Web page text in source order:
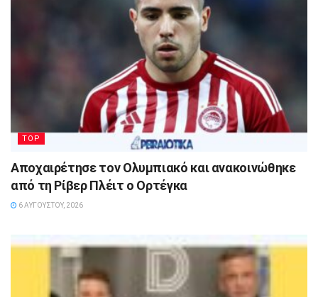
TOP
Αποχαιρέτησε τον Ολυμπιακό και ανακοινώθηκε
από τη Ρίβερ Πλέιτ ο Ορτέγκα
6 ΑΥΓΟΎΣΤΟΥ, 2026